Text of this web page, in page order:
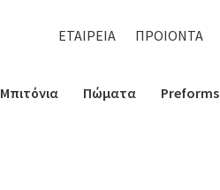
ΕΤΑΙΡΕΙΑ ΠΡΟΙΟΝΤΑ
Μπιτόνια Πώματα Preforms